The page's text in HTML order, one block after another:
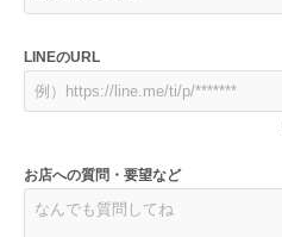
LINEのURL
お店への質問・要望など